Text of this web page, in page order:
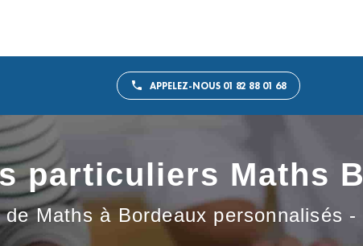
APPELEZ-NOUS 01 82 88 01 68
particuliers Maths
Maths à Bordeaux personnalisés